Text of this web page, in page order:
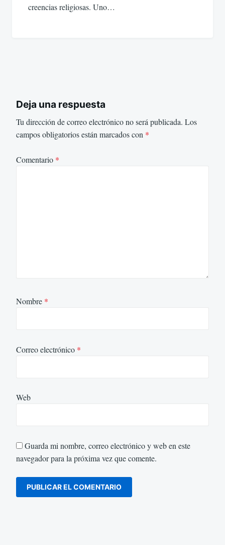
creencias religiosas. Uno…
Deja una respuesta
Tu dirección de correo electrónico no será publicada. Los
campos obligatorios están marcados con *
Comentario *
Nombre *
Correo electrónico *
Web
Guarda mi nombre, correo electrónico y web en este
navegador para la próxima vez que comente.